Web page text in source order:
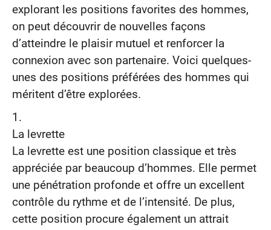
explorant les positions favorites des hommes,
on peut découvrir de nouvelles façons
d’atteindre le plaisir mutuel et renforcer la
connexion avec son partenaire. Voici quelques-
unes des positions préférées des hommes qui
méritent d’être explorées.
La levrette
La levrette est une position classique et très
appréciée par beaucoup d’hommes. Elle permet
une pénétration profonde et offre un excellent
contrôle du rythme et de l’intensité. De plus,
cette position procure également un attrait